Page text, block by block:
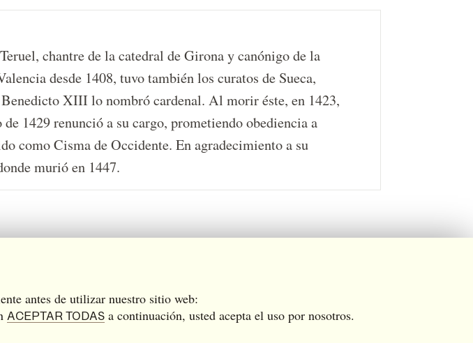
chantre de la catedral de Girona y canónigo de la
desde 1408, tuvo también los curatos de Sueca,
XIII lo nombró cardenal. Al morir éste, en 1423,
1429 renunció a su cargo, prometiendo obediencia a
como Cisma de Occidente. En agradecimiento a su
murió en 1447.
Mapa web Créditos Enlaces Newsletter
antes de utilizar nuestro sitio web:
ACEPTAR TODAS a continuación, usted acepta el uso por nosotros.